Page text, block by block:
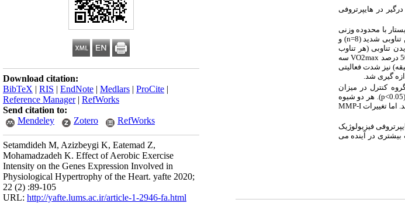
Download citation:
BibTeX | RIS | EndNote | Medlars | ProCite |
Reference Manager| RefWorks
Send citation to:
Mendeley
Zotero RefWorks
Setamdideh M, Azizbeygi K, Eatemad Z,
Mohamadzadeh K. Effect of Aerobic Exercise
Intensity on the Genes Expression Involved in
Physiological Hypertrophy of the Heart. yafte 2020;
22 (2) :89-105
URL: http://yafte.lums.ac.ir/article-1-2946-fa.html
در هایپرتروفی
24 سر رت نر نژاد ویستار با محدوده وزنی
شدید (8= n) و
تناوبی شدید؛ 30 دقیقه دویدن تناوبی (هر تناوب
VO2maxسه
به مدت 8 هفته اجرا شد. همچنین گروه تمرین تداومی زیر بیشینه (30 تا 60 دقیقه) نیز شدت فعالیتی
کنترل در میزان
p<0.05). هر دو شیوه
اما تغییراتMMP-I
فیزیولوژیک
در آینده می